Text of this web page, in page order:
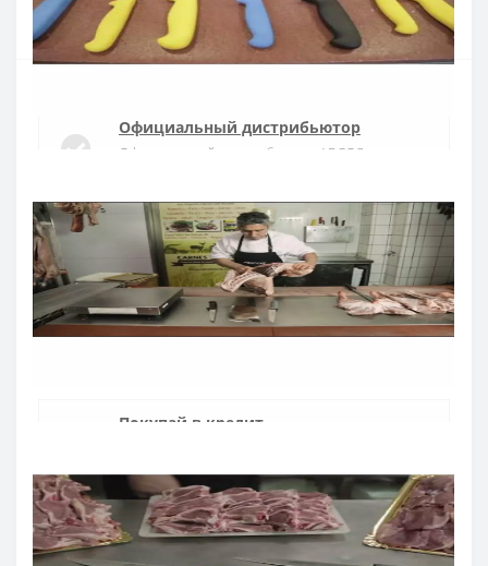
Купить
Основные характеристики Все характеристики
Официальный дистрибьютор
Официальный дистрибьютор ARCOS в
Быстрая доставка
Доставка в течении 1-3 дней по Украине
Гарантия качества
Покупай в кредит